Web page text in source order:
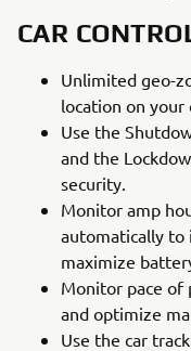
CAR
Unlimited geo-
location on your
Use the
and the
security.
Monitor amp
automatically
maximize
Monitor pace of
and optimize
Use the car